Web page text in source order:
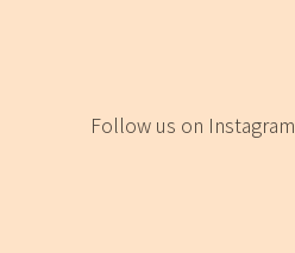
Follow us on Instagram